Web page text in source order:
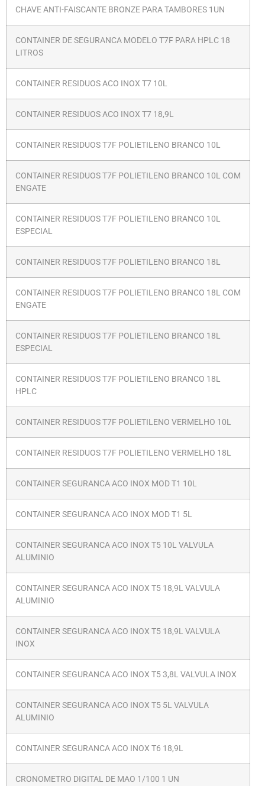
CHAVE ANTI-FAISCANTE BRONZE PARA TAMBORES 1UN
CONTAINER DE SEGURANCA MODELO T7F PARA HPLC 18
LITROS
CONTAINER RESIDUOS ACO INOX T7 10L
CONTAINER RESIDUOS ACO INOX T7 18,9L
CONTAINER RESIDUOS T7F POLIETILENO BRANCO 10L
CONTAINER RESIDUOS T7F POLIETILENO BRANCO 10L COM
ENGATE
CONTAINER RESIDUOS T7F POLIETILENO BRANCO 10L
ESPECIAL
CONTAINER RESIDUOS T7F POLIETILENO BRANCO 18L
CONTAINER RESIDUOS T7F POLIETILENO BRANCO 18L COM
ENGATE
CONTAINER RESIDUOS T7F POLIETILENO BRANCO 18L
ESPECIAL
CONTAINER RESIDUOS T7F POLIETILENO BRANCO 18L
HPLC
CONTAINER RESIDUOS T7F POLIETILENO VERMELHO 10L
CONTAINER RESIDUOS T7F POLIETILENO VERMELHO 18L
CONTAINER SEGURANCA ACO INOX MOD T1 10L
CONTAINER SEGURANCA ACO INOX MOD T1 5L
CONTAINER SEGURANCA ACO INOX T5 10L VALVULA
ALUMINIO
CONTAINER SEGURANCA ACO INOX T5 18,9L VALVULA
ALUMINIO
CONTAINER SEGURANCA ACO INOX T5 18,9L VALVULA
INOX
CONTAINER SEGURANCA ACO INOX T5 3,8L VALVULA INOX
CONTAINER SEGURANCA ACO INOX T5 5L VALVULA
ALUMINIO
CONTAINER SEGURANCA ACO INOX T6 18,9L
CRONOMETRO DIGITAL DE MAO 1/100 1 UN